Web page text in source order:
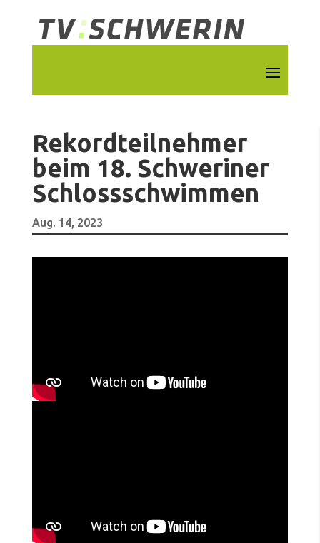
Rekordteilnehmer
beim 18. Schweriner
Schlossschwimmen
Aug. 14, 2023